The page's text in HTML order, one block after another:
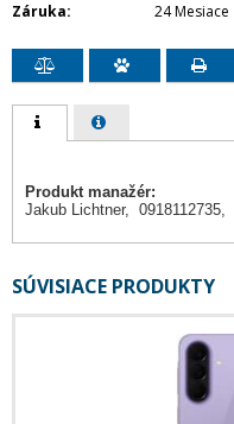
Záruka
24 Mesiace
Produkt manažér:
Jakub Lichtner, 0918112735,
SÚVISIACE PRODUKTY